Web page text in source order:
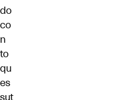
do
co
n
to
qu
es